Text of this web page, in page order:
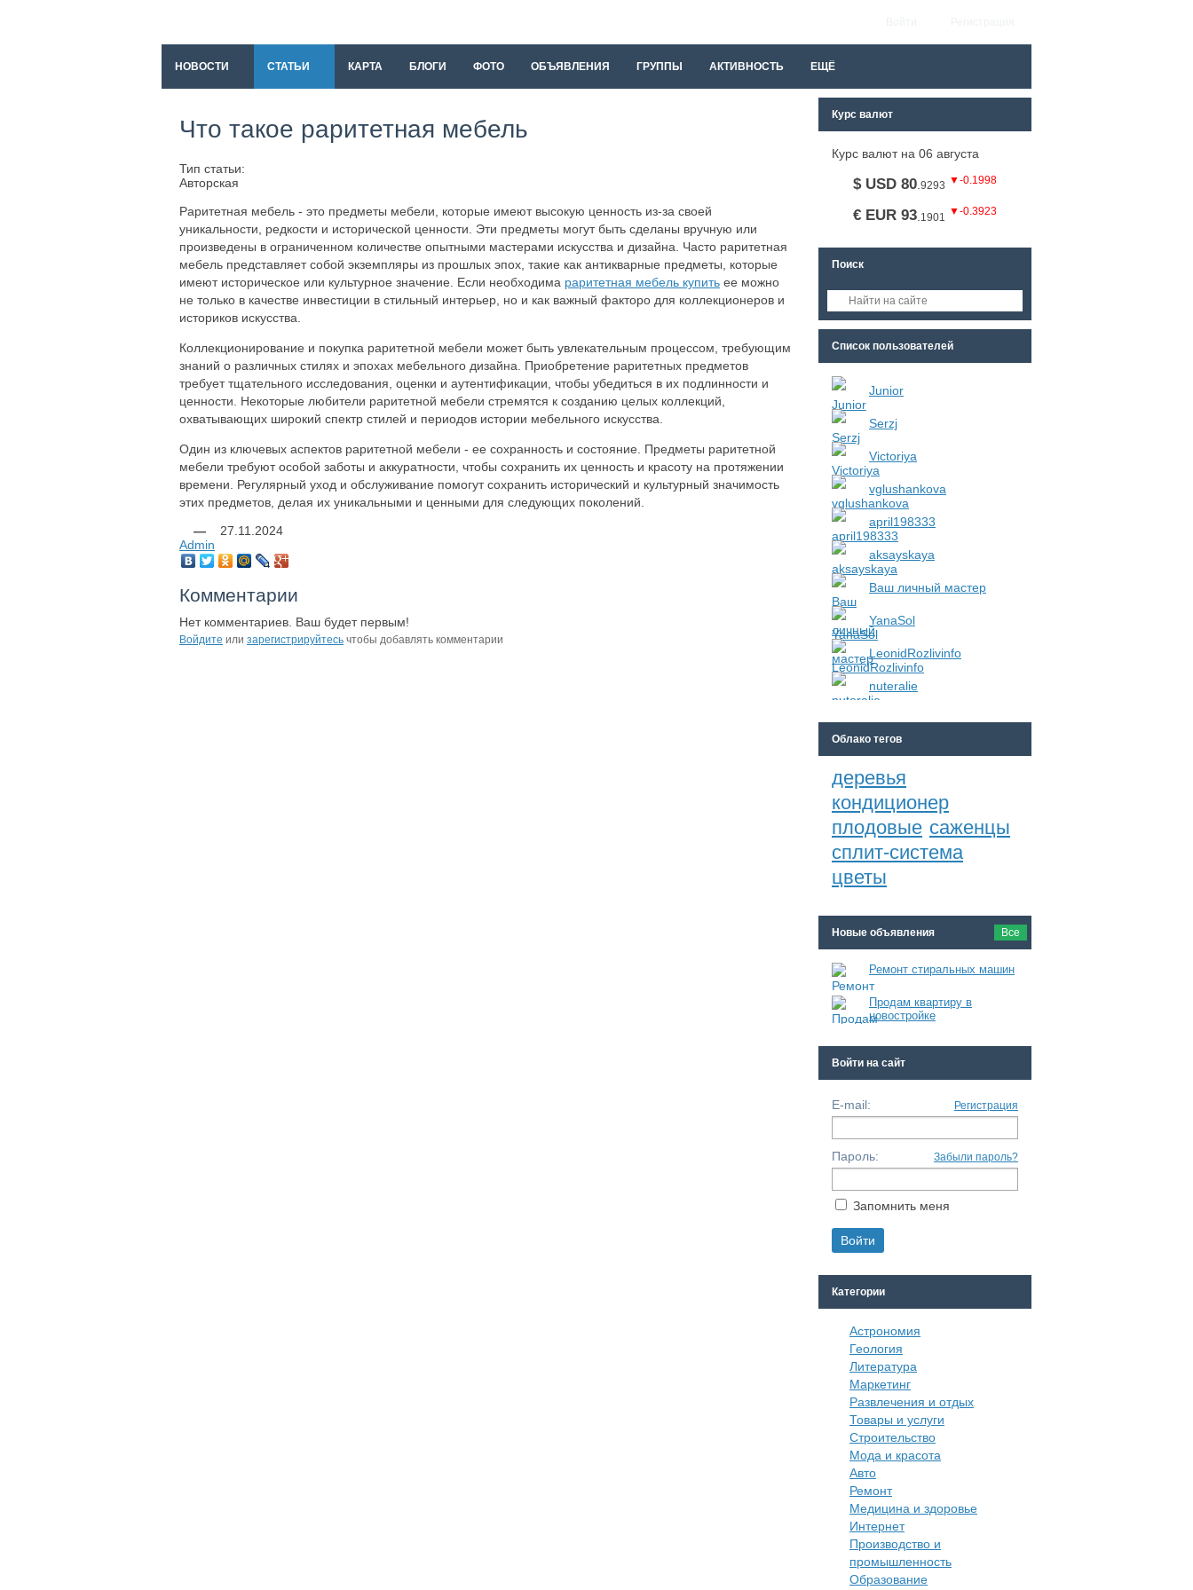
НОВОСТИ СТАТЬИ КАРТА БЛОГИ ФОТО ОБЪЯВЛЕНИЯ ГРУППЫ АКТИВНОСТЬ ЕЩЁ
Что такое раритетная мебель
Тип статьи:
Авторская
Раритетная мебель - это предметы мебели, которые имеют высокую ценность из-за своей
уникальности, редкости и исторической ценности. Эти предметы могут быть сделаны вручную или
произведены в ограниченном количестве опытными мастерами искусства и дизайна. Часто раритетная
мебель представляет собой экземпляры из прошлых эпох, такие как антикварные предметы, которые
имеют историческое или культурное значение. Если необходима раритетная мебель купить ее можно
не только в качестве инвестиции в стильный интерьер, но и как важный факторо для коллекционеров и
историков искусства.
Коллекционирование и покупка раритетной мебели может быть увлекательным процессом, требующим
знаний о различных стилях и эпохах мебельного дизайна. Приобретение раритетных предметов
требует тщательного исследования, оценки и аутентификации, чтобы убедиться в их подлинности и
ценности. Некоторые любители раритетной мебели стремятся к созданию целых коллекций,
охватывающих широкий спектр стилей и периодов истории мебельного искусства.
Один из ключевых аспектов раритетной мебели - ее сохранность и состояние. Предметы раритетной
мебели требуют особой заботы и аккуратности, чтобы сохранить их ценность и красоту на протяжении
времени. Регулярный уход и обслуживание помогут сохранить исторический и культурный значимость
этих предметов, делая их уникальными и ценными для следующих поколений.
—
27.11.2024
Admin
Комментарии
Нет комментариев. Ваш будет первым!
Войдите или зарегистрируйтесь чтобы добавлять комментарии
Курс валют
Курс валют на 06 августа
$ USD 80 9293 ▼-0.1998
€ EUR 93 1901 ▼-0.3923
Поиск
Список пользователей
Junior
Serzj
Victoriya
vglushankova
april198333
aksayskaya
Ваш личный мастер
YanaSol
LeonidRozlivinfo
nuteralie
Облако тегов
деревья
кондиционер
плодовые саженцы
сплит-система
цветы
Новые объявления Все
Ремонт стиральных машин
Продам квартиру в
новостройке
Войти на сайт
E-mail: Регистрация
Пароль: Забыли пароль?
Запомнить меня
Категории
Астрономия
Геология
Литература
Маркетинг
Развлечения и отдых
Товары и услуги
Строительство
Мода и красота
Авто
Ремонт
Медицина и здоровье
Интернет
Производство и
промышленность
Образование